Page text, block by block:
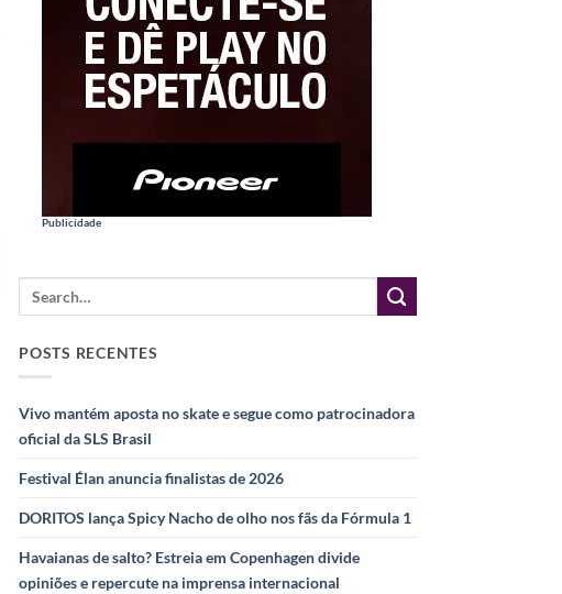
Publicidade
POSTS RECENTES
Vivo mantém aposta no skate e segue como patrocinadora
oficial da SLS Brasil
Festival Élan anuncia finalistas de 2026
DORITOS lança Spicy Nacho de olho nos fãs da Fórmula 1
Havaianas de salto? Estreia em Copenhagen divide
opiniões e repercute na imprensa internacional